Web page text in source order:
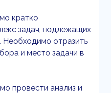
кратко
задач, подлежащих
отразить
и место задачи в
провести анализ и